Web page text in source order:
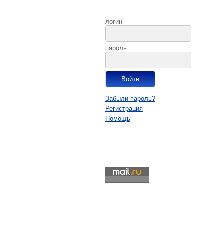
логин
пароль
Забыли пароль?
Регистрация
Помощь